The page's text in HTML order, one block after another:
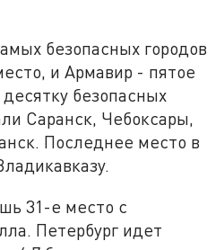
безопасных городов
и Армавир - пятое
безопасных
Саранск, Чебоксары,
Последнее место в
31-е место с
Петербург идет